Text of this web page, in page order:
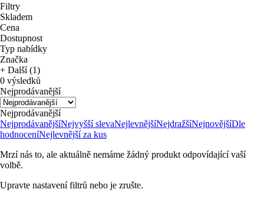
Filtry
Skladem
Cena
Dostupnost
Typ nabídky
Značka
+ Další (1)
0 výsledků
Nejprodávanější
Nejprodávanější
NejprodávanějšíNejvyšší slevaNejlevnějšíNejdražšíNejnovějšíDle
hodnoceníNejlevnější za kus
Mrzí nás to, ale aktuálně nemáme žádný produkt odpovídající vaší
volbě.
Upravte nastavení filtrů nebo je zrušte.